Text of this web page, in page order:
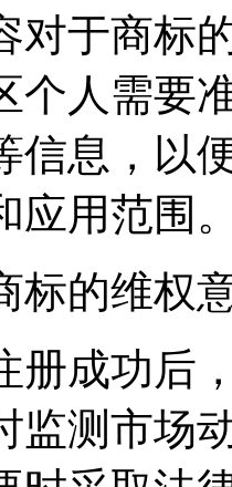
对于商标
个人需要
信息，以
应用范围。
标的维权
册成功后
监测市场